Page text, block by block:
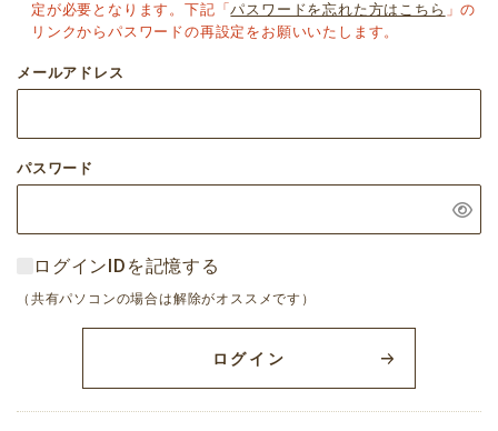
定が必要となります。下記「パスワードを忘れた方はこちら 」の
リンクからパスワードの再設定をお願いいたします。
メールアドレス
パスワード
ログインIDを記憶する
（共有パソコンの場合は解除がオススメです）
ログイン